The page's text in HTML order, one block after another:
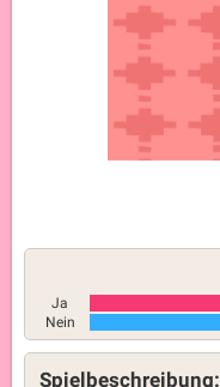
Ja
Nein
Spielbeschreibung: